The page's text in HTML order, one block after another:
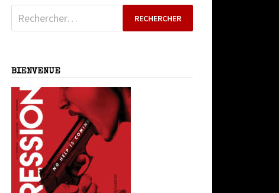
Rechercher :
BIENVENUE